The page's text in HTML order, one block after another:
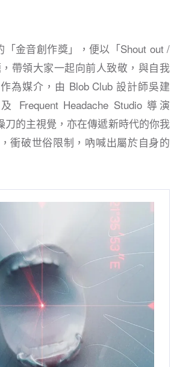
「金音創作獎」，便以「Shout out /
帶領大家一起向前人致敬，與自我
為媒介，由 Blob Club 設計師吳建
Frequent Headache Studio 導演
刀的主視覺，亦在傳遞新時代的你我
衝破世俗限制，吶喊出屬於自身的